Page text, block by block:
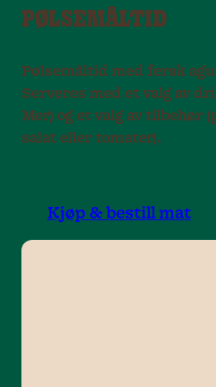
PØLSEMÅLTID
Pølsemåltid med fersk
Serveres med et valg av
Mer) og et valg av tilbehør
salat eller tomater).
Kjøp & bestill mat